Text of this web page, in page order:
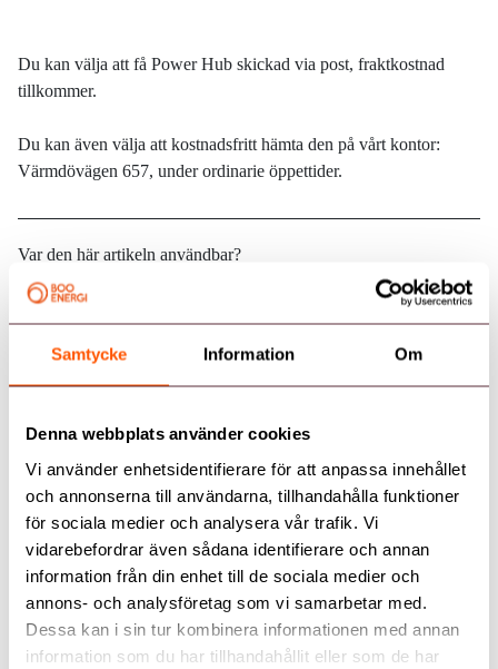
Samtycke Information Om
Denna webbplats använder cookies
Vi använder enhetsidentifierare för att anpassa innehållet
och annonserna till användarna, tillhandahålla funktioner
för sociala medier och analysera vår trafik. Vi
vidarebefordrar även sådana identifierare och annan
information från din enhet till de sociala medier och
annons- och analysföretag som vi samarbetar med.
Dessa kan i sin tur kombinera informationen med annan
information som du har tillhandahållit eller som de har
Du kan välja att få Power Hub skickad via post, fraktkostnad
tillkommer.
Du kan även välja att kostnadsfritt hämta den på vårt kontor:
Värmdövägen 657, under ordinarie öppettider.
Var den här artikeln användbar?
Ja
Kundservice
Kundservice
Aktuell driftstatus
Genvägar
Våra elavtal
Elnät
08 – 747 51 70